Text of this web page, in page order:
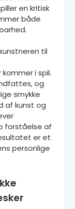
en kritisk
både
til
i spil.
og
smykke
af kunst og
forståelse af
er et
personlige